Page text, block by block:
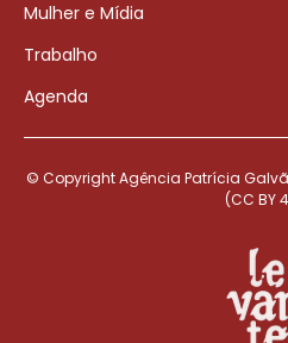
Mulher e Mídia
Trabalho
Agenda
© Copyright Agência Patrícia
(CC BY